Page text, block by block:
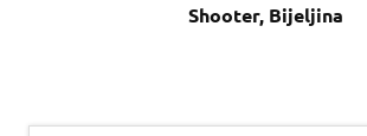
Shooter, Bijeljina